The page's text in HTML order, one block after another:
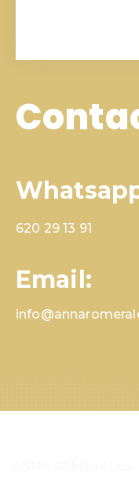
620 29 13 91
Email: